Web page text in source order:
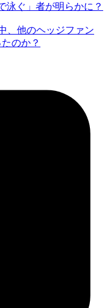
泳ぐ」者が明らかに？
、他のヘッジファン
のか？